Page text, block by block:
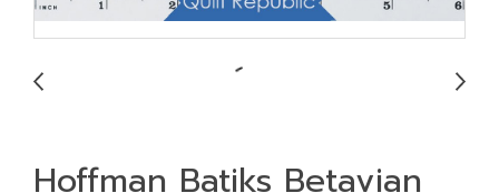
Hoffman Batiks Betavian